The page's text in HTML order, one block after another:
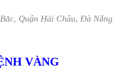
Quận Hải Châu, Đà Nẵng
VÀNG